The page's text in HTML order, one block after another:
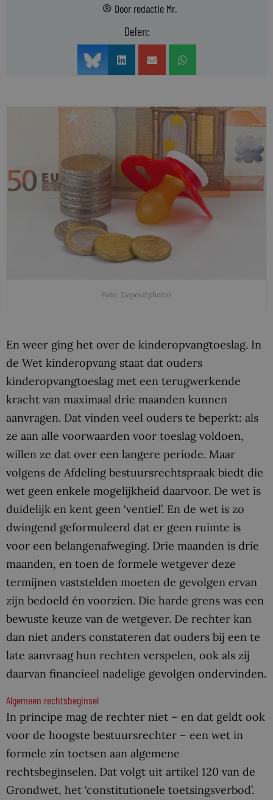
Door redactie Mr.
Delen:
Foto: Depositphotos
En weer ging het over de kinderopvangtoeslag. In
de Wet kinderopvang staat dat ouders
kinderopvangtoeslag met een terugwerkende
kracht van maximaal drie maanden kunnen
aanvragen. Dat vinden veel ouders te beperkt: als
ze aan alle voorwaarden voor toeslag voldoen,
willen ze dat over een langere periode. Maar
volgens de Afdeling bestuursrechtspraak biedt die
wet geen enkele mogelijkheid daarvoor. De wet is
duidelijk en kent geen ‘ventiel’. En de wet is zo
dwingend geformuleerd dat er geen ruimte is
voor een belangenafweging. Drie maanden is drie
maanden, en toen de formele wetgever deze
termijnen vaststelden moeten de gevolgen ervan
zijn bedoeld én voorzien. Die harde grens was een
bewuste keuze van de wetgever. De rechter kan
dan niet anders constateren dat ouders bij een te
late aanvraag hun rechten verspelen, ook als zij
daarvan financieel nadelige gevolgen ondervinden.
Algemeen rechtsbeginsel
In principe mag de rechter niet – en dat geldt ook
voor de hoogste bestuursrechter – een wet in
formele zin toetsen aan algemene
rechtsbeginselen. Dat volgt uit artikel 120 van de
Grondwet, het ‘constitutionele toetsingsverbod’.